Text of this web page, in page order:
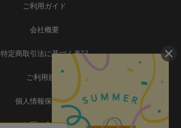
ご利用ガイド
会社概要
特定商取引法に基づく表記
ご利用規約
個人情報保護方針
お問い合わせ